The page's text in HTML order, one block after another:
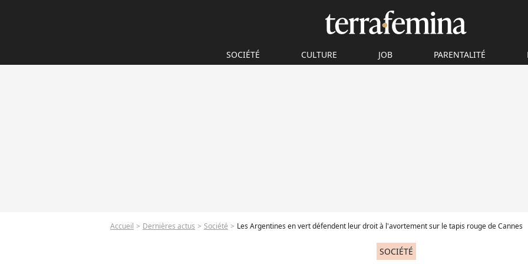
SOCIÉTÉ CULTURE JOB PARENTALITÉ
Accueil Dernières actus Société Les Argentines en vert défendent leur droit à l'avortement sur le tapis rouge de Cannes
SOCIÉTÉ